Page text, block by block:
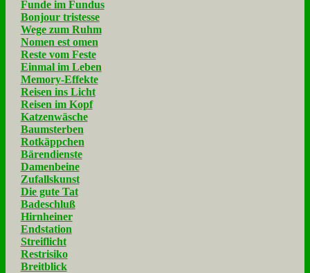
Funde im Fundus
Bonjour tristesse
Wege zum Ruhm
Nomen est omen
Reste vom Feste
Einmal im Leben
Memory-Effekte
Reisen ins Licht
Reisen im Kopf
Katzenwäsche
Baumsterben
Rotkäppchen
Bärendienste
Damenbeine
Zufallskunst
Die gute Tat
Badeschluß
Hirnheiner
Endstation
Streiflicht
Restrisiko
Breitblick